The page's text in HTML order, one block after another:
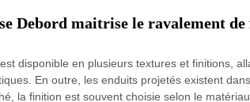
Debord maitrise le ravalement de
est disponible en plusieurs textures et finitions,
En outre, les enduits projetés existent
la finition est souvent choisie selon le